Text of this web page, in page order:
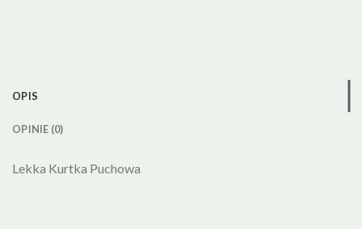
OPIS
OPINIE (0)
Lekka Kurtka Puchowa